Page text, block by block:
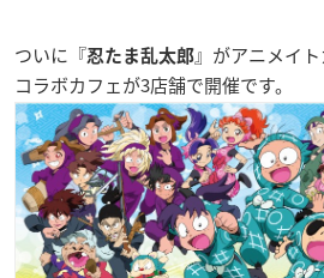
ついに『忍たま乱太郎』がアニメイ
コラボカフェが3店舗で開催です。